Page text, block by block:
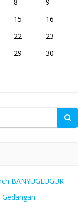
15
16
22
23
29
30
BANYUGLUGUR
Gedangan